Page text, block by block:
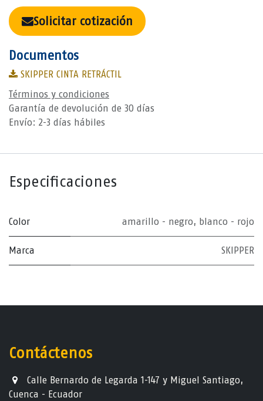
Solicitar cotización
Documentos
SKIPPER CINTA RETRÁCTIL
Términos y condiciones
Garantía de devolución de 30 días
Envío: 2-3 días hábiles
Especificaciones
Color amarillo - negro, blanco - rojo
Marca SKIPPER
Contáctenos
Calle Bernardo de Legarda 1-147 y Miguel Santiago,
Cuenca - Ecuador